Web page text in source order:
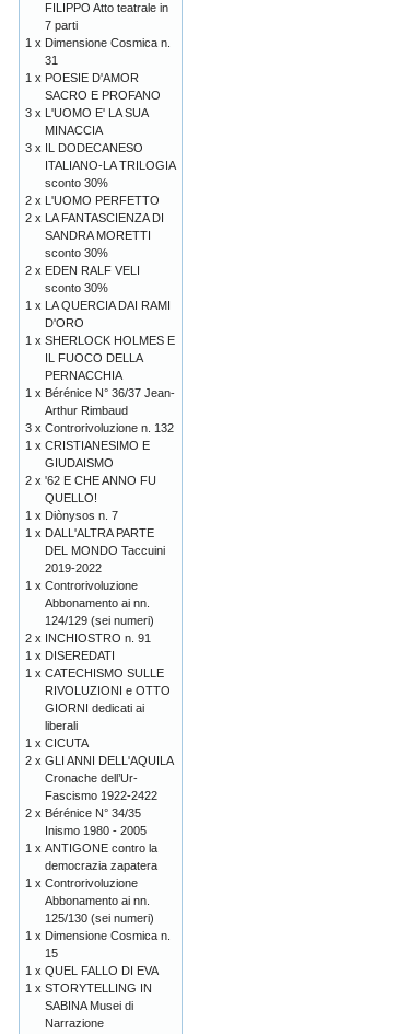
FILIPPO Atto teatrale in
7 parti
1 x Dimensione Cosmica n.
31
1 x POESIE D'AMOR
SACRO E PROFANO
3 x L'UOMO E' LA SUA
MINACCIA
3 x IL DODECANESO
ITALIANO-LA TRILOGIA
sconto 30%
2 x L'UOMO PERFETTO
2 x LA FANTASCIENZA DI
SANDRA MORETTI
sconto 30%
2 x EDEN RALF VELI
sconto 30%
1 x LA QUERCIA DAI RAMI
D'ORO
1 x SHERLOCK HOLMES E
IL FUOCO DELLA
PERNACCHIA
1 x Bérénice N° 36/37 Jean-
Arthur Rimbaud
3 x Controrivoluzione n. 132
1 x CRISTIANESIMO E
GIUDAISMO
2 x '62 E CHE ANNO FU
QUELLO!
1 x Diònysos n. 7
1 x DALL'ALTRA PARTE
DEL MONDO Taccuini
2019-2022
1 x Controrivoluzione
Abbonamento ai nn.
124/129 (sei numeri)
2 x INCHIOSTRO n. 91
1 x DISEREDATI
1 x CATECHISMO SULLE
RIVOLUZIONI e OTTO
GIORNI dedicati ai
liberali
1 x CICUTA
2 x GLI ANNI DELL'AQUILA
Cronache dell’Ur-
Fascismo 1922-2422
2 x Bérénice N° 34/35
Inismo 1980 - 2005
1 x ANTIGONE contro la
democrazia zapatera
1 x Controrivoluzione
Abbonamento ai nn.
125/130 (sei numeri)
1 x Dimensione Cosmica n.
15
1 x QUEL FALLO DI EVA
1 x STORYTELLING IN
SABINA Musei di
Narrazione